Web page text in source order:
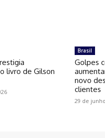
livro de Gilson
Brasil
Golpes
novo
clientes
29 de